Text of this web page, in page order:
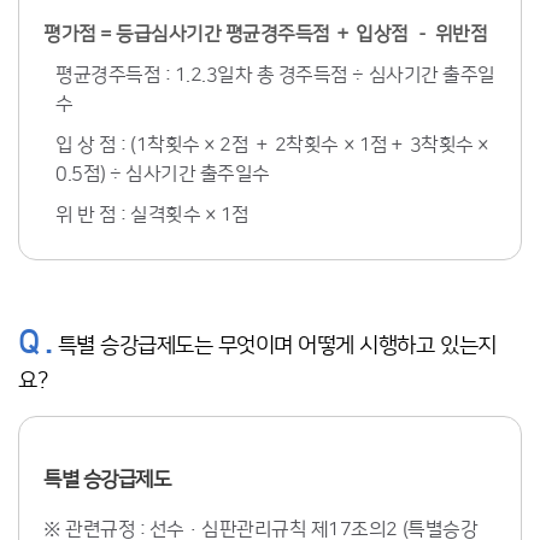
평가점 = 등급심사기간 평균경주득점 ＋ 입상점 － 위반점
평균경주득점 : 1.2.3일차 총 경주득점 ÷ 심사기간 출주일
수
입 상 점 : (1착횟수 × 2점 ＋ 2착횟수 × 1점＋ 3착횟수 ×
0.5점) ÷ 심사기간 출주일수
위 반 점 : 실격횟수 × 1점
Q . 특별 승강급제도는 무엇이며 어떻게 시행하고 있는지
요?
특별 승강급제도
※ 관련규정 : 선수·심판관리규칙 제17조의2 (특별승강